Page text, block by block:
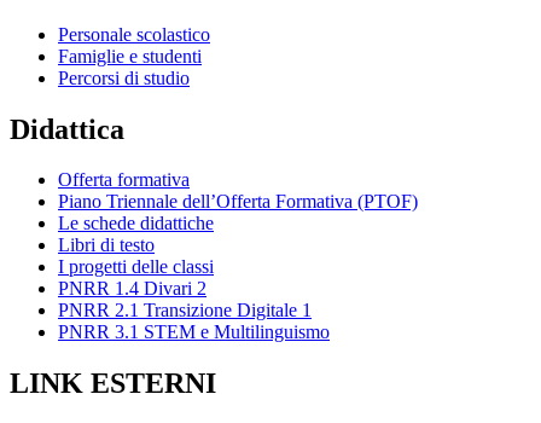
Personale scolastico
Famiglie e studenti
Percorsi di studio
Didattica
Offerta formativa
Piano Triennale dell’Offerta Formativa (PTOF)
Le schede didattiche
Libri di testo
I progetti delle classi
PNRR 1.4 Divari 2
PNRR 2.1 Transizione Digitale 1
PNRR 3.1 STEM e Multilinguismo
LINK ESTERNI